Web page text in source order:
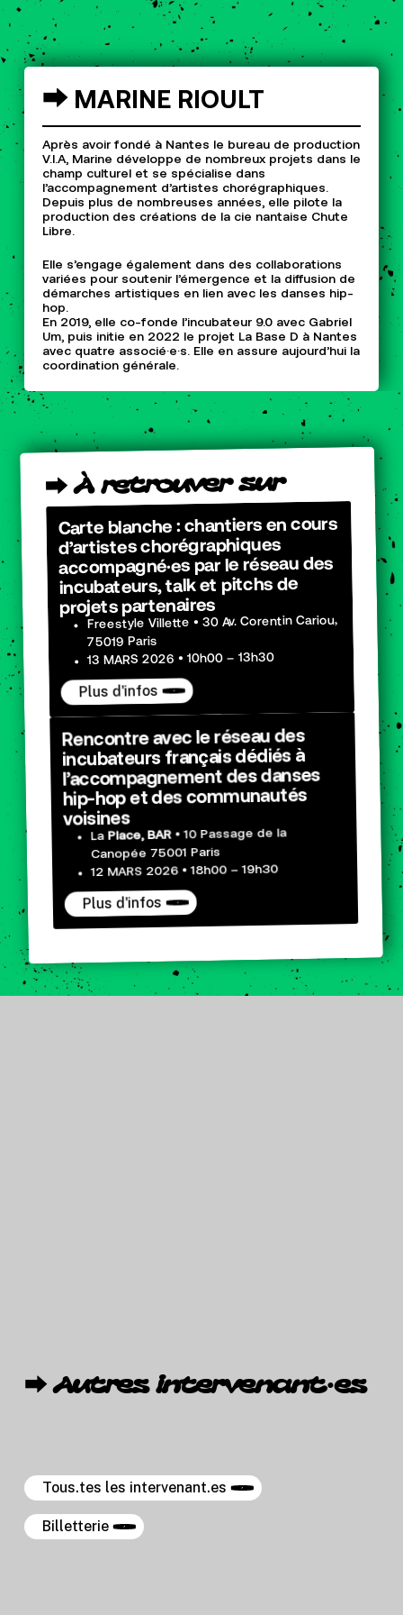
⮕ MARINE RIOULT
Après avoir fondé à Nantes le bureau de production
V.I.A, Marine développe de nombreux projets dans le
champ culturel et se spécialise dans
l’accompagnement d’artistes chorégraphiques.
Depuis plus de nombreuses années, elle pilote la
production des créations de la cie nantaise Chute
Libre.
Elle s’engage également dans des collaborations
variées pour soutenir l’émergence et la diffusion de
démarches artistiques en lien avec les danses hip-
hop.
En 2019, elle co-fonde l’incubateur 9.0 avec Gabriel
Um, puis initie en 2022 le projet La Base D à Nantes
avec quatre associé·e·s. Elle en assure aujourd’hui la
coordination générale.
⮕ À retrouversur
Carte blanche : chantiers en cours
d’artistes chorégraphiques
accompagné·es par le réseau des
incubateurs, talk et pitchs de
projets partenaires
Freestyle Villette • 30 Av. Corentin Cariou,
75019 Paris
13 MARS 2026 • 10h00 – 13h30
Plus d'infos
Rencontre avec le réseau des
incubateurs français dédiés à
l’accompagnement des danses
hip-hop et des communautés
voisines
LaPlace, BAR • 10 Passage de la
Canopée 75001 Paris
12 MARS 2026 • 18h00 – 19h30
Plus d'infos
⮕ Autres intervenant·es
Tous.tes les intervenant.es
Billetterie